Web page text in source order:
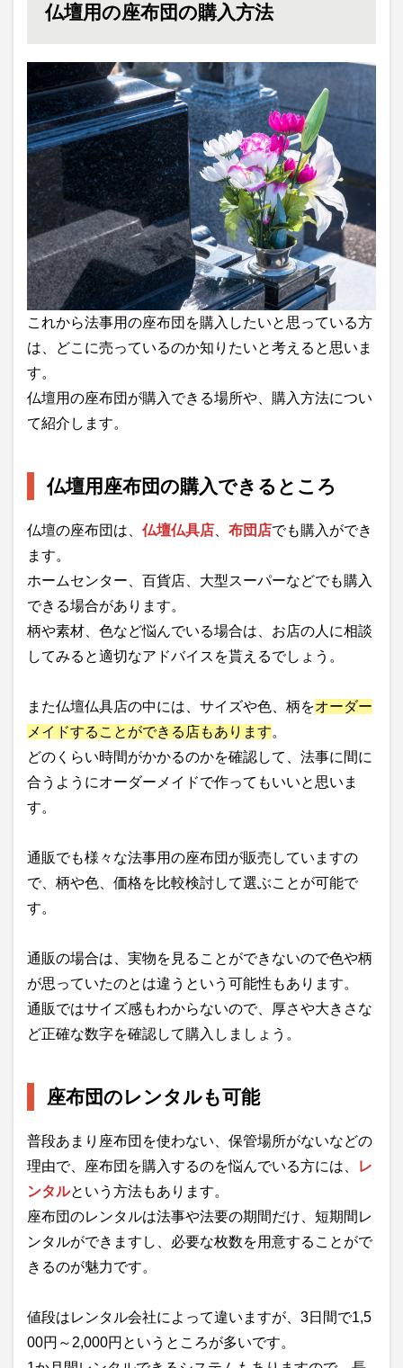
仏壇用の座布団の購入方法
これから法事用の座布団を購入したいと思っている方
は、どこに売っているのか知りたいと考えると思いま
す。
仏壇用の座布団が購入できる場所や、購入方法につい
て紹介します。
仏壇用座布団の購入できるところ
仏壇の座布団は、 仏壇仏具店 布団店でも購入ができ
ます。
ホームセンター、百貨店、大型スーパーなどでも購入
できる場合があります。
柄や素材、色など悩んでいる場合は、お店の人に相談
してみると適切なアドバイスを貰えるでしょう。
また仏壇仏具店の中には、サイズや色、柄をオーダー
メイドすることができる店もあります。
どのくらい時間がかかるのかを確認して、法事に間に
合うようにオーダーメイドで作ってもいいと思いま
す。
通販でも様々な法事用の座布団が販売していますの
で、柄や色、価格を比較検討して選ぶことが可能で
す。
通販の場合は、実物を見ることができないので色や柄
が思っていたのとは違うという可能性もあります。
通販ではサイズ感もわからないので、厚さや大きさな
ど正確な数字を確認して購入しましょう。
座布団のレンタルも可能
普段あまり座布団を使わない、保管場所がないなどの
理由で、座布団を購入するのを悩んでいる方には、
レ
ンタルという方法もあります。
座布団のレンタルは法事や法要の期間だけ、短期間レ
ンタルができますし、必要な枚数を用意することがで
きるのが魅力です。
値段はレンタル会社によって違いますが、3日間で1,5
00円～2,000円というところが多いです。